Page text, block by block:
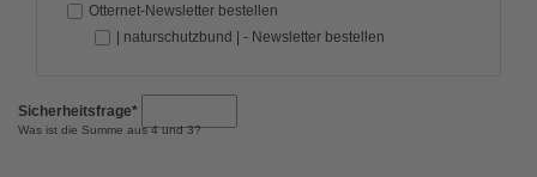
Otternet-Newsletter bestellen
| naturschutzbund | - Newsletter bestellen
Sicherheitsfrage*
Was ist die Summe aus 4 und 3?